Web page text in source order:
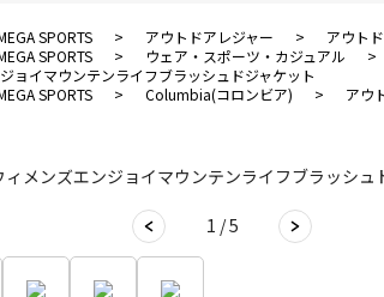
SPORTS > アウトドアレジャー > アウト
SPORTS > ウェア・スポーツ・カジュアル >
ョイマウンテンライフブラッシュドジャケット
SPORTS > Columbia(コロンビア) > アウ
1 / 5